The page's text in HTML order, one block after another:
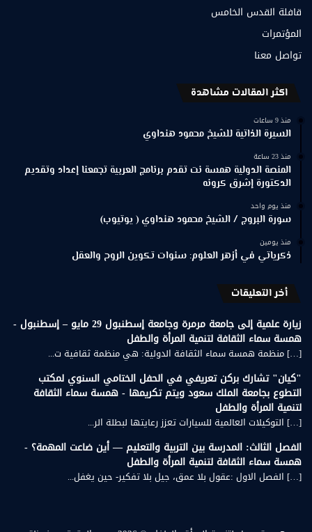
قافلة القدس الخامس
المؤتمرات
تواصل معنا
اكثر المقالات مشاهدة
منذ 9 ساعات
السيرة الذاتية للشيخ محمود هنداوي
منذ 23 ساعة
المنصة الدولية همسة نت تقدم برنامج العربية تجمعنا إعداد وتقديم
الدكتورة إشرق كرونه
منذ يوم واحد
سورة البروج / الشيخ محمود هنداوي ( يوتيوب)
منذ يومين
ذكرياتي في أزهر العلوم: سنوات تكوين الروح والعقل
أخر التعليقات
زيارة علمية إلى جامعة مرمرة وجامعة إسطنبول 29 مايو – إسطنبول -
همسة سماء الثقافة لتنمية المرأة والطفل
[…] منظمة همسة سماء الثقافة الدولية: هي منظمة ثقافية ت...
"كيان" تشارك بركن تعريفي في الحفل الختامي السنوي لمكتب
التطوع بجامعة الملك سعود ويتم تكريمها - همسة سماء الثقافة
لتنمية المرأة والطفل
[…] التوكيلات العالمية للسيارات تعزز رعايتها لبطلة الر...
الفصل الثالث: المدرسة بين التربية والتعليم — أين ضاعت المهمة؟ -
همسة سماء الثقافة لتنمية المرأة والطفل
[…] الفصل الاول :عقول بلا عمق، جيل بلا تفكير- حين يغفل...